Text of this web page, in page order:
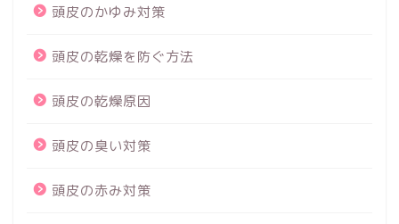
頭皮のかゆみ対策
頭皮の乾燥を防ぐ方法
頭皮の乾燥原因
頭皮の臭い対策
頭皮の赤み対策